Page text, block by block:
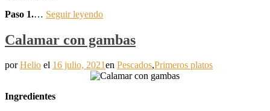
Paso 1.… Seguir leyendo
Calamar con gambas
porHelio el 16 julio, 2021en Pescados,Primeros platos
Ingredientes